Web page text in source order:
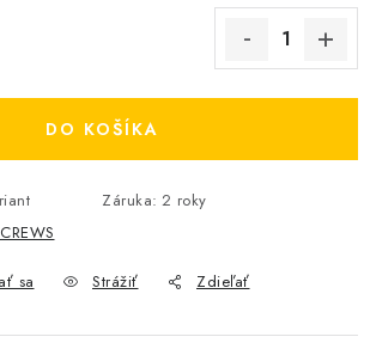
DO KOŠÍKA
Záruka: 2 roky
sa Strážiť Zdieľať